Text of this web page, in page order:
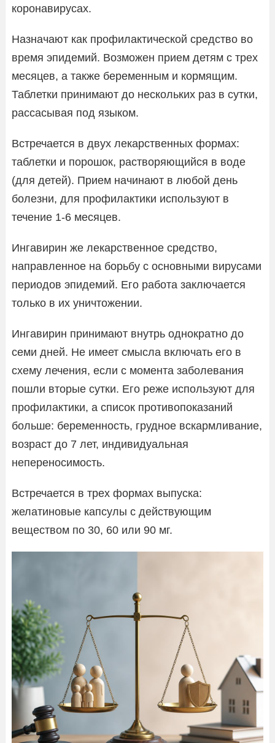
коронавирусах.
Назначают как профилактической средство во
время эпидемий. Возможен прием детям с трех
месяцев, а также беременным и кормящим.
Таблетки принимают до нескольких раз в сутки,
рассасывая под языком.
Встречается в двух лекарственных формах:
таблетки и порошок, растворяющийся в воде
(для детей). Прием начинают в любой день
болезни, для профилактики используют в
течение 1-6 месяцев.
Ингавирин же лекарственное средство,
направленное на борьбу с основными вирусами
периодов эпидемий. Его работа заключается
только в их уничтожении.
Ингавирин принимают внутрь однократно до
семи дней. Не имеет смысла включать его в
схему лечения, если с момента заболевания
пошли вторые сутки. Его реже используют для
профилактики, а список противопоказаний
больше: беременность, грудное вскармливание,
возраст до 7 лет, индивидуальная
непереносимость.
Встречается в трех формах выпуска:
желатиновые капсулы с действующим
веществом по 30, 60 или 90 мг.